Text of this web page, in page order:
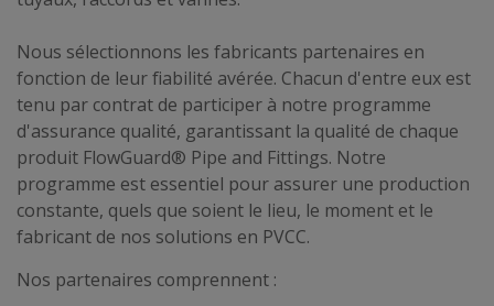
Nous sélectionnons les fabricants partenaires en
fonction de leur fiabilité avérée. Chacun d'entre eux est
tenu par contrat de participer à notre programme
d'assurance qualité, garantissant la qualité de chaque
produit FlowGuard® Pipe and Fittings. Notre
programme est essentiel pour assurer une production
constante, quels que soient le lieu, le moment et le
fabricant de nos solutions en PVCC.
Nos partenaires comprennent :